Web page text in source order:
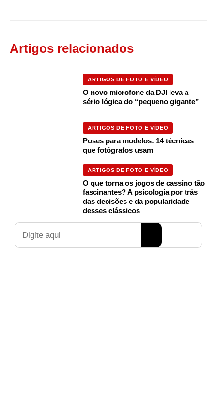
Artigos relacionados
ARTIGOS DE FOTO E VÍDEO
O novo microfone da DJI leva a
sério lógica do “pequeno gigante”
ARTIGOS DE FOTO E VÍDEO
Poses para modelos: 14 técnicas
que fotógrafos usam
ARTIGOS DE FOTO E VÍDEO
O que torna os jogos de cassino tão
fascinantes? A psicologia por trás
das decisões e da popularidade
desses clássicos
Pesquisar